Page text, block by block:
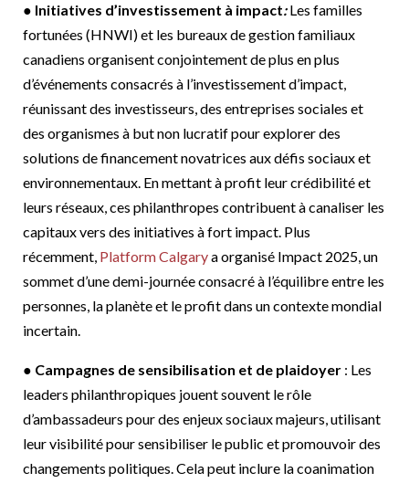
● Initiatives d’investissement à impact:Les familles
fortunées (HNWI) et les bureaux de gestion familiaux
canadiens organisent conjointement de plus en plus
d’événements consacrés à l’investissement d’impact,
réunissant des investisseurs, des entreprises sociales et
des organismes à but non lucratif pour explorer des
solutions de financement novatrices aux défis sociaux et
environnementaux. En mettant à profit leur crédibilité et
leurs réseaux, ces philanthropes contribuent à canaliser les
capitaux vers des initiatives à fort impact. Plus
récemment, Platform Calgarya organisé Impact 2025, un
sommet d’une demi-journée consacré à l’équilibre entre les
personnes, la planète et le profit dans un contexte mondial
incertain.
● Campagnes de sensibilisation et de plaidoyer : Les
leaders philanthropiques jouent souvent le rôle
d’ambassadeurs pour des enjeux sociaux majeurs, utilisant
leur visibilité pour sensibiliser le public et promouvoir des
changements politiques. Cela peut inclure la coanimation